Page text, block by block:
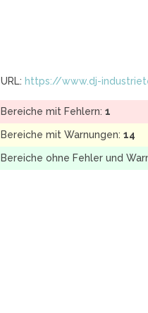
URL: https://www.dj-
Bereiche mit Fehlern: 1
Bereiche mit Warnungen: 14
Bereiche ohne Fehler und